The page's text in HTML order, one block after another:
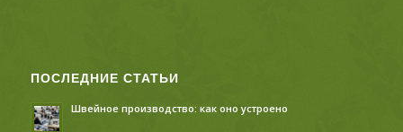
ПОСЛЕДНИЕ СТАТЬИ
Швейное производство: как оно устроено